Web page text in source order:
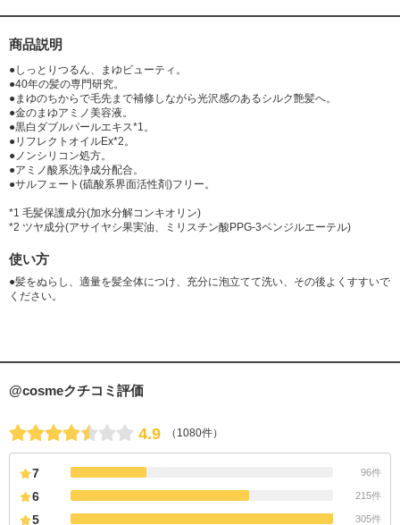
商品説明
●しっとりつるん、まゆビューティ。
●40年の髪の専門研究。
●まゆのちからで毛先まで補修しながら光沢感のあるシルク艶髪へ。
●金のまゆアミノ美容液。
●黒白ダブルパールエキス*1。
●リフレクトオイルEx*2。
●ノンシリコン処方。
●アミノ酸系洗浄成分配合。
●サルフェート(硫酸系界面活性剤)フリー。
*1 毛髪保護成分(加水分解コンキオリン)
*2 ツヤ成分(アサイヤシ果実油、ミリスチン酸PPG-3ベンジルエーテル)
使い方
●髪をぬらし、適量を髪全体につけ、充分に泡立てて洗い、その後よくすすいで
ください。
@cosmeクチコミ評価
4.9 （1080件）
7 96件
6 215件
5 305件